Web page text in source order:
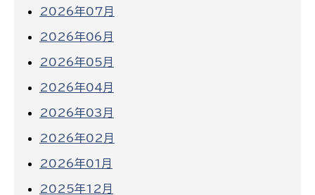
2026年07月
2026年06月
2026年05月
2026年04月
2026年03月
2026年02月
2026年01月
2025年12月